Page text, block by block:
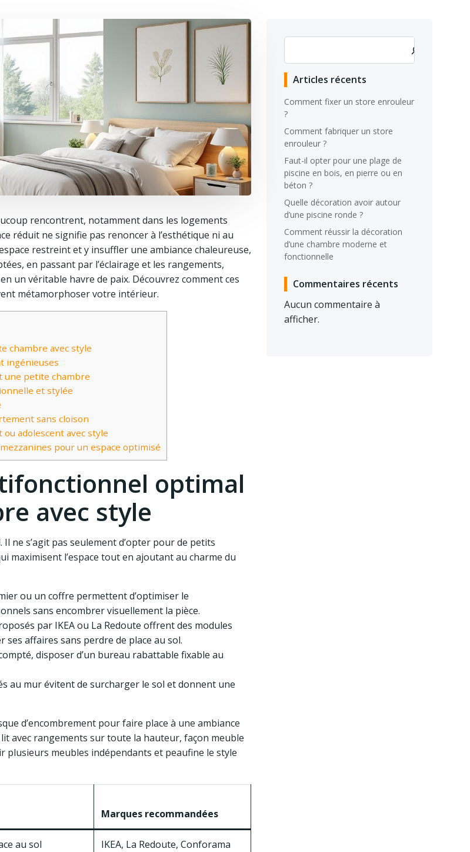
rencontrent, notamment dans les logements
réduit ne signifie pas renoncer à l’esthétique ni au
restreint et y insuffler une ambiance chaleureuse,
en passant par l’éclairage et les rangements,
un véritable havre de paix. Découvrez comment ces
métamorphoser votre intérieur.
chambre avec style
ingénieuses
une petite chambre
et stylée
sans cloison
adolescent avec style
pour un espace optimisé
optimal
avec style
ne s’agit pas seulement d’opter pour de petits
maximisent l’espace tout en ajoutant au charme du
ou un coffre permettent d’optimiser le
sans encombrer visuellement la pièce.
par IKEA ou La Redoute offrent des modules
affaires sans perdre de place au sol.
disposer d’un bureau rabattable fixable au
au mur évitent de surcharger le sol et donnent une
d’encombrement pour faire place à une ambiance
avec rangements sur toute la hauteur, façon meuble
plusieurs meubles indépendants et peaufine le style
Marques recommandées
au sol IKEA, La Redoute, Conforama
Articles récents
Comment fixer un store enrouleur
?
Comment fabriquer un store
enrouleur ?
Faut-il opter pour une plage de
piscine en bois, en pierre ou en
béton ?
Quelle décoration avoir autour
d’une piscine ronde ?
Comment réussir la décoration
d’une chambre moderne et
fonctionnelle
Commentaires récents
Aucun commentaire à
afficher.